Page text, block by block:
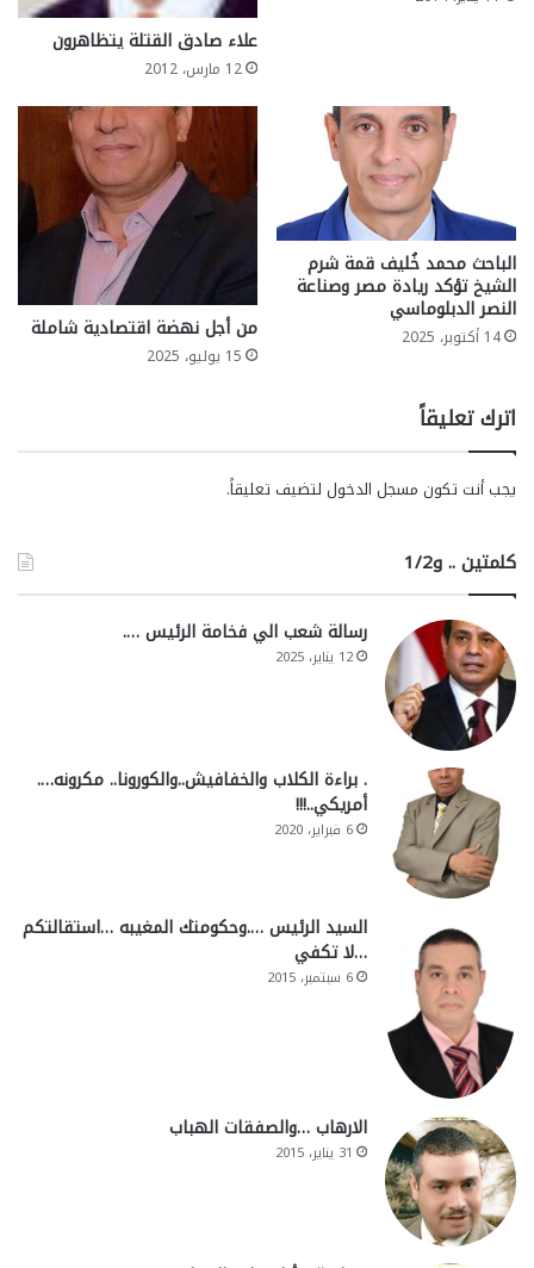
علاء صادق القتلة يتظاهرون
12 مارس، 2012
الباحث محمد خُليف قمة شرم
الشيخ تؤكد ريادة مصر وصناعة
النصر الدبلوماسي
14 أكتوبر، 2025 من أجل نهضة اقتصادية شاملة
15 يوليو، 2025
اترك تعليقاً
يجب أنت تكون مسجل الدخول لتضيف تعليقاً.
كلمتين .. و1/2
رسالة شعب الي فخامة الرئيس ….
12 يناير، 2025
. براءة الكلاب والخفافيش..والكورونا.. مكرونه….
أمريكي..!!!
6 فبراير، 2020
السيد الرئيس ….وحكومتك المغيبه …استقالتكم
…لا تكفي
6 سبتمبر، 2015
الارهاب …والصفقات الهباب
31 يناير، 2015